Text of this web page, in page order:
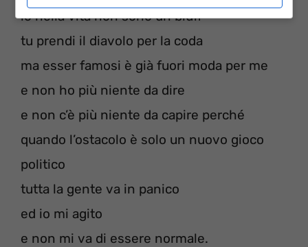
io nella vita non sono un bluff
tu prendi il diavolo per la coda
ma esser famosi è già fuori moda per me
e non ho più niente da dire
e non c’è più niente da capire perché
quando l’ostacolo è solo un nuovo gioco
politico
tutta la gente va in panico
ed io mi agito
e non mi va di essere normale.